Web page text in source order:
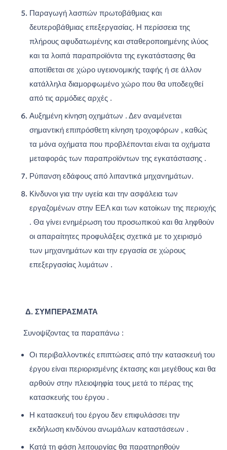
Παραγωγή λασπών πρωτοβάθμιας και
δευτεροβάθμιας επεξεργασίας. Η περίσσεια της
πλήρους αφυδατωμένης και σταθεροποιημένης ιλύος
και τα λοιπά παραπροϊόντα της εγκατάστασης θα
αποτίθεται σε χώρο υγειονομικής ταφής ή σε άλλον
κατάλληλα διαμορφωμένο χώρο που θα υποδειχθεί
από τις αρμόδιες αρχές .
Αυξημένη κίνηση οχημάτων . Δεν αναμένεται
σημαντική επιπρόσθετη κίνηση τροχοφόρων , καθώς
τα μόνα οχήματα που προβλέπονται είναι τα οχήματα
μεταφοράς των παραπροϊόντων της εγκατάστασης .
Ρύπανση εδάφους από λιπαντικά μηχανημάτων.
Κίνδυνοι για την υγεία και την ασφάλεια των
εργαζομένων στην ΕΕΛ και των κατοίκων της περιοχής
. Θα γίνει ενημέρωση του προσωπικού και θα ληφθούν
οι απαραίτητες προφυλάξεις σχετικά με το χειρισμό
των μηχανημάτων και την εργασία σε χώρους
επεξεργασίας λυμάτων .
Δ.ΣΥΜΠΕΡΆΣΜΑΤΑ
Συνοψίζοντας τα παραπάνω :
Οι περιβαλλοντικές επιπτώσεις από την κατασκευή του
έργου είναι περιορισμένης έκτασης και μεγέθους και θα
αρθούν στην πλειοψηφία τους μετά το πέρας της
κατασκευής του έργου .
Η κατασκευή του έργου δεν επιφυλάσσει την
εκδήλωση κινδύνου ανωμάλων καταστάσεων .
Κατά τη φάση λειτουργίας θα παρατηρηθούν